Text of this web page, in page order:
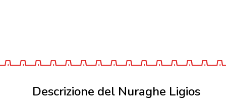
Descrizione del Nuraghe Ligios